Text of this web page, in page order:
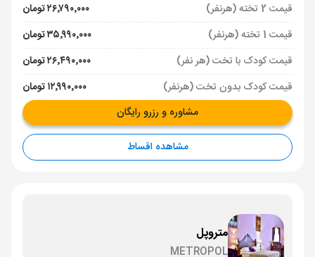
قیمت 2 تخته (هرنفر)
۲۶٬۷۹۰٬۰۰۰ تومان
قیمت 1 تخته (هرنفر)
۳۵٬۹۹۰٬۰۰۰ تومان
قیمت کودک با تخت (هر نفر)
۲۶٬۴۹۰٬۰۰۰ تومان
قیمت کودک بدون تخت (هرنفر)
۱۲٬۹۹۰٬۰۰۰ تومان
مشاوره و رزرو رایگان
مشاهده اقساط
متروپل
METROPOL